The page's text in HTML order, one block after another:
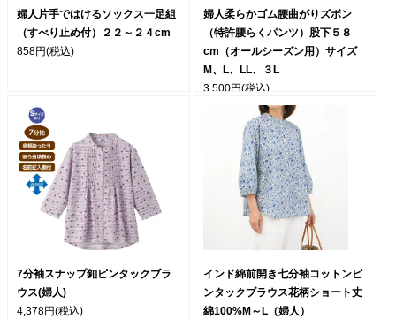
婦人片手ではけるソックス一足組
（すべり止め付）２２～２４cm
858円(税込)
婦人柔らかゴム腰曲がりズボン
（特許腰らくパンツ）股下５８
cm（オールシーズン用）サイズ
M、L、LL、３L
3,500円(税込)
7分袖スナップ釦ピンタックブラ
ウス(婦人)
4,378円(税込)
インド綿前開き七分袖コットンピ
ンタックブラウス花柄ショート丈
綿100%M～L（婦人）